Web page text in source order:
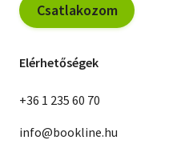
Csatlakozom
Elérhetőségek
+36 1 235 60 70
info@bookline.hu